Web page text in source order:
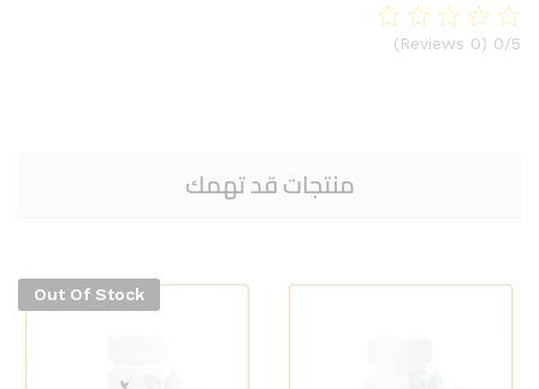
0/5
(0 Reviews)
منتجات قد تهمك
Out Of Stock